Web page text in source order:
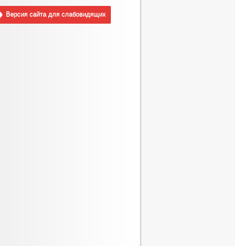
Версия сайта для слабовидящих